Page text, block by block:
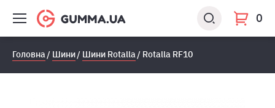
0
Головна Шини Шини Rotalla Rotalla RF10